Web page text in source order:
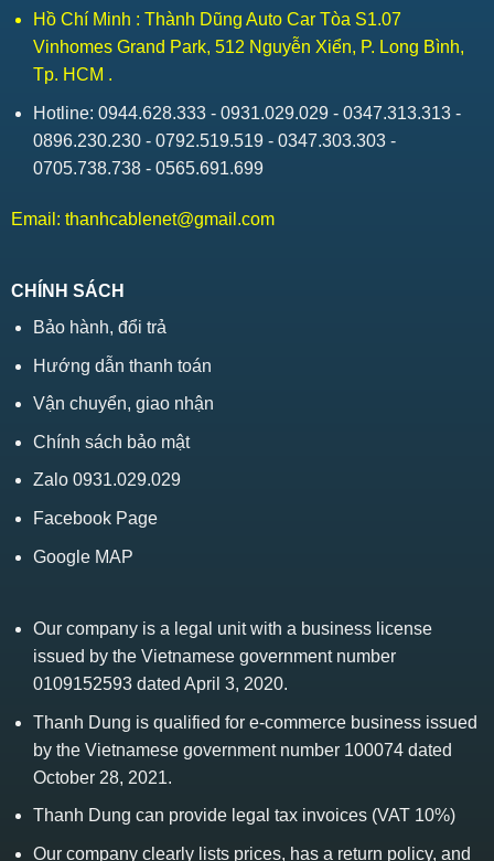
Hồ Chí Minh : Thành Dũng Auto Car Tòa S1.07
Vinhomes Grand Park, 512 Nguyễn Xiển, P. Long Bình,
Tp. HCM .
Hotline: 0944.628.333 - 0931.029.029 - 0347.313.313 -
0896.230.230 - 0792.519.519 - 0347.303.303 -
0705.738.738 - 0565.691.699
Email: thanhcablenet@gmail.com
CHÍNH SÁCH
Bảo hành, đổi trả
Hướng dẫn thanh toán
Vận chuyển, giao nhận
Chính sách bảo mật
Zalo 0931.029.029
Facebook Page
Google MAP
Our company is a legal unit with a business license
issued by the Vietnamese government number
0109152593 dated April 3, 2020.
Thanh Dung is qualified for e-commerce business issued
by the Vietnamese government number 100074 dated
October 28, 2021.
Thanh Dung can provide legal tax invoices (VAT 10%)
Our company clearly lists prices, has a return policy, and